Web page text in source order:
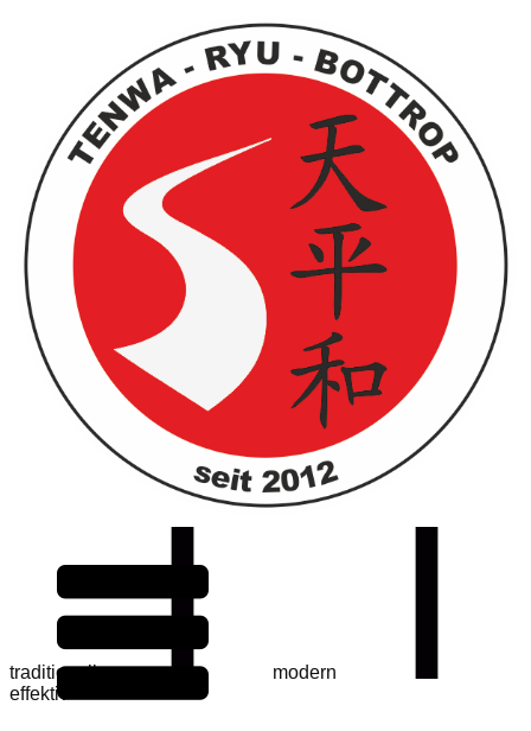
traditionell
modern ​
effektiv